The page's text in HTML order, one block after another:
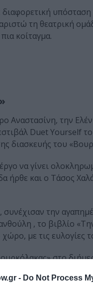
- Do Not Process
τη θεατρική
κοίταγμα.
Αναστασίνη, την
Duet Yourself
διασκευής του
να γίνει
ήρθε και ο Τάσος
την
, το βιβλίο
με τις ευλογίες
στο
την πατριαρχικά